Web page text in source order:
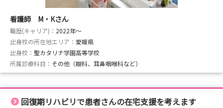
看護師 M・Kさん
職歴(キャリア)： 2022年〜
出身校の所在地エリア： 愛媛県
出身校： 聖カタリナ学園高等学校
所属診療科目： その他（眼科、耳鼻咽喉科など）
回復期リハビリで患者さんの在宅支援を考えます